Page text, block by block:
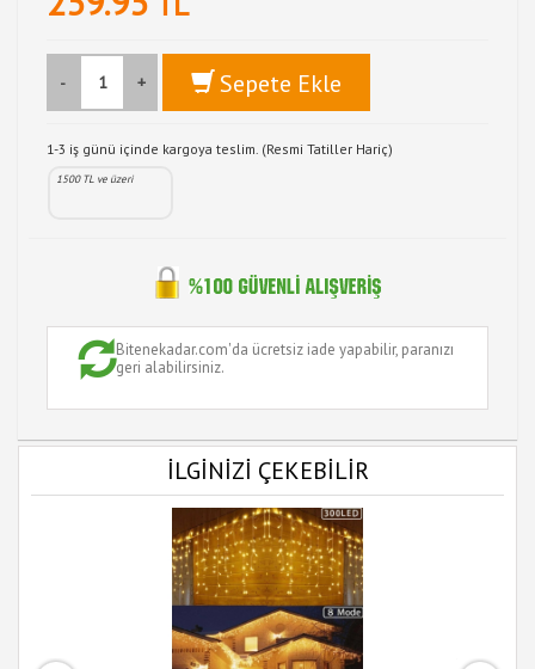
- + Sepete Ekle
1-3 iş günü içinde kargoya teslim. (Resmi Tatiller Hariç)
1500 TL ve üzeri
Bitenekadar.com'da ücretsiz iade yapabilir, paranızı
geri alabilirsiniz.
İLGİNİZİ ÇEKEBİLİR